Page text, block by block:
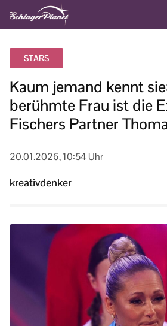
STARS
Kaum jemand kennt
berühmte Frau ist die
Fischers Partner
20.01.2026, 10:54 Uhr
kreativdenker